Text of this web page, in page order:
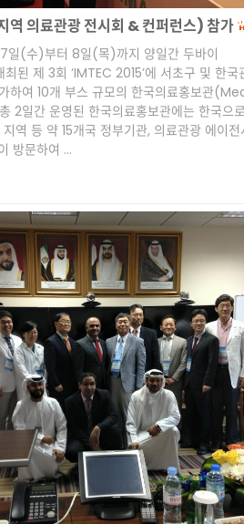
의료관광 전시회 & 컨퍼런스) 참가
7일(수)부터 8일(목)까지 양일간 두바이
된 제 3회 ‘IMTEC 2015’에 서초구 및 한국
하여 10개 부스 규모의 한국의료홍보관
2일간 운영된 한국의료홍보관에는 한국으
역 등 약 15개국 정부기관, 의료관광 에이
방문하여 …